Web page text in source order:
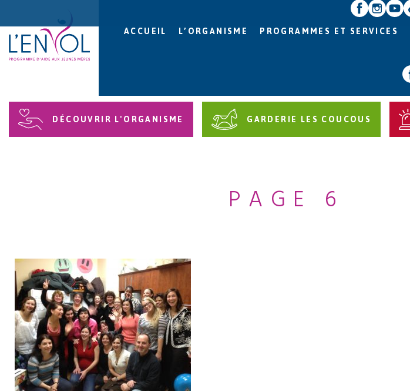
ACCUEIL L’ORGANISME PROGRAMMES ET SERVICES
DÉCOUVRIR L'ORGANISME GARDERIE LES COUCOUS
PAGE 6